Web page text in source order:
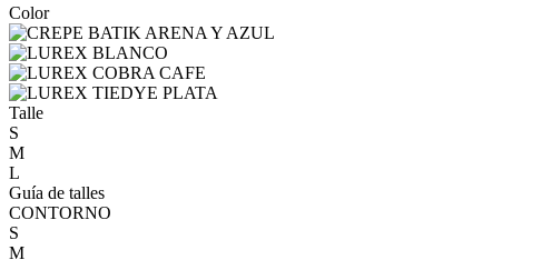
Color
Talle
S
M
L
Guía de talles
CONTORNO
S
M